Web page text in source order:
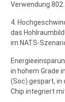
Verwendung
4.
das
im NATS-
in hohem Grade
(Soc) gespart, in
Chip integriert